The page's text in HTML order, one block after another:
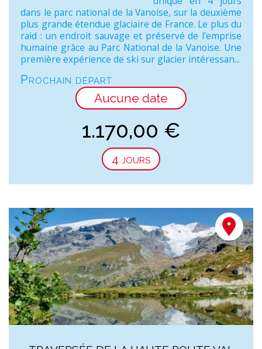
dans le parc national de la Vanoise, sur la deuxième
plus grande étendue glaciaire de France. Le plus du
raid : un endroit sauvage et préservé de l’emprise
humaine grâce au Parc National de la Vanoise. Une
première expérience de ski sur glacier intéressan...
Prochain départ
Aucune date
1.170,00 €
4 jours